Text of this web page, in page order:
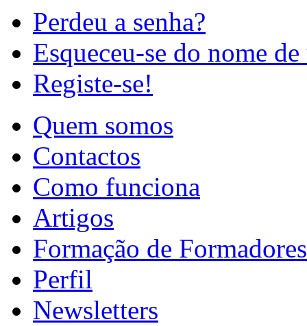
Perdeu a senha?
Esqueceu-se do nome
Registe-se!
Quem somos
Contactos
Como funciona
Artigos
Formação de Formadores
Perfil
Newsletters